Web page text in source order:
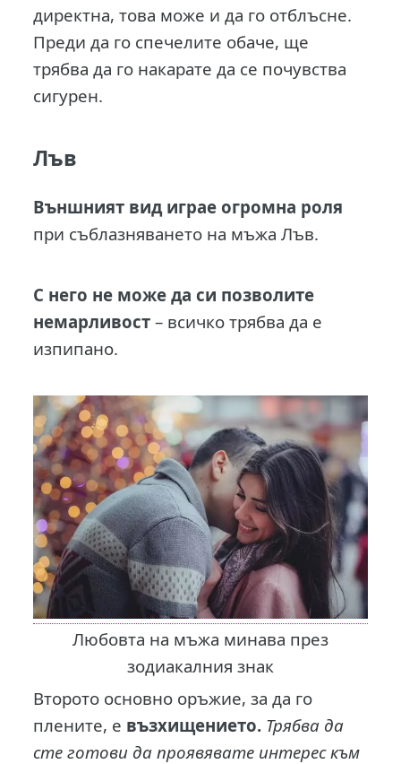
директна, това може и да го отблъсне.
Преди да го спечелите обаче, ще
трябва да го накарате да се почувства
сигурен.
Лъв
Външният вид играе огромна роля
при съблазняването на мъжа Лъв.
С него не може да си позволите
немарливост – всичко трябва да е
изпипано.
Любовта на мъжа минава през
зодиакалния знак
Второто основно оръжие, за да го
плените, е възхищението. Трябва да
сте готови да проявявате интерес към